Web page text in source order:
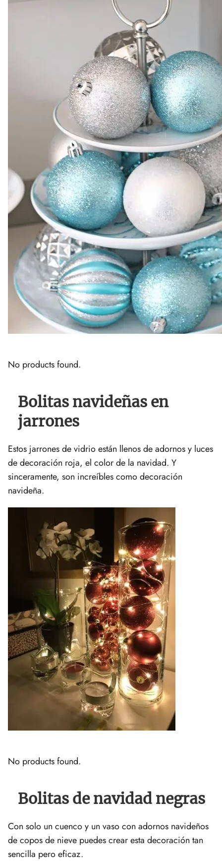
No products found.
Bolitas navideñas en
jarrones
Estos jarrones de vidrio están llenos de adornos y luces
de decoración roja, el color de la navidad. Y
sinceramente, son increíbles como decoración
navideña.
No products found.
Bolitas de navidad negras
Con solo un cuenco y un vaso con adornos navideños
de copos de nieve puedes crear esta decoración tan
sencilla pero eficaz.